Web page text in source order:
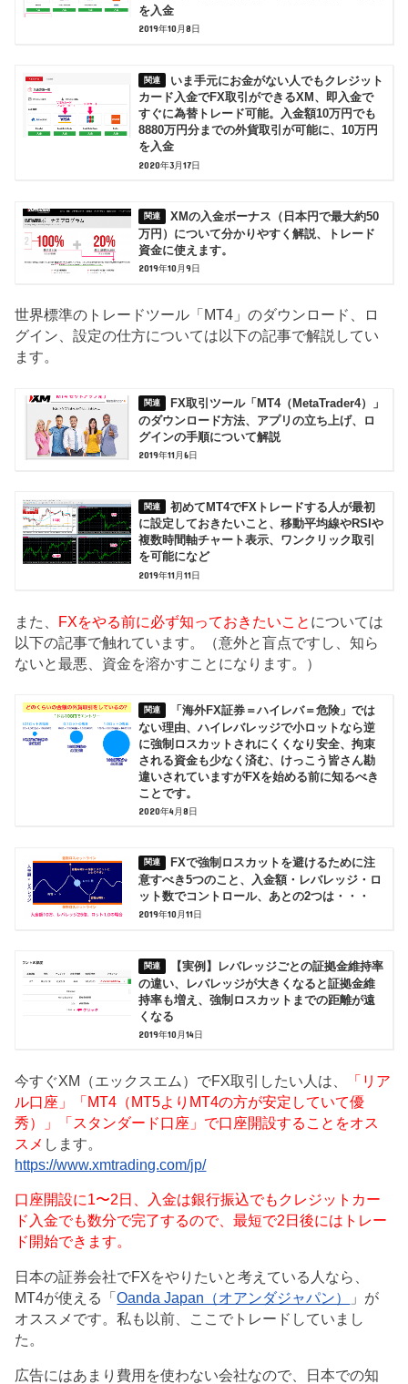
を入金
2019年10月8日
いま手元にお金がない人でもクレジット
カード入金でFX取引ができるXM、即入金で
すぐに為替トレード可能。入金額10万円でも
8880万円分までの外貨取引が可能に、10万円
を入金
2020年3月17日
XMの入金ボーナス（日本円で最大約50
万円）について分かりやすく解説、トレード
資金に使えます。
2019年10月9日
世界標準のトレードツール「MT4」のダウンロード、ロ
グイン、設定の仕方については以下の記事で解説してい
ます。
FX取引ツール「MT4（MetaTrader4）」
のダウンロード方法、アプリの立ち上げ、ロ
グインの手順について解説
2019年11月6日
初めてMT4でFXトレードする人が最初
に設定しておきたいこと、移動平均線やRSIや
複数時間軸チャート表示、ワンクリック取引
を可能になど
2019年11月11日
また、 FXをやる前に必ず知っておきたいこと については
以下の記事で触れています。（意外と盲点ですし、知ら
ないと最悪、資金を溶かすことになります。）
「海外FX証券＝ハイレバ＝危険」では
ない理由、ハイレバレッジで小ロットなら逆
に強制ロスカットされにくくなり安全、拘束
される資金も少なく済む、けっこう皆さん勘
違いされていますがFXを始める前に知るべき
ことです。
2020年4月8日
FXで強制ロスカットを避けるために注
意すべき5つのこと、入金額・レバレッジ・ロ
ット数でコントロール、あとの2つは・・・
2019年10月11日
【実例】レバレッジごとの証拠金維持率
の違い、レバレッジが大きくなると証拠金維
持率も増え、強制ロスカットまでの距離が遠
くなる
2019年10月14日
今すぐXM（エックスエム）でFX取引したい人は、
「リア
ル口座」「MT4（MT5よりMT4の方が安定していて優
秀）」「スタンダード口座」で口座開設することをオス
スメ します。
https://www.xmtrading.com/jp/
口座開設に1〜2日、入金は銀行振込でもクレジットカー
ド入金でも数分で完了するので、最短で2日後にはトレー
ド開始できます。
日本の証券会社でFXをやりたいと考えている人なら、
MT4が使える「Oanda Japan（オアンダジャパン）
」が
オススメです。私も以前、ここでトレードしていまし
た。
広告にはあまり費用を使わない会社なので、日本での知